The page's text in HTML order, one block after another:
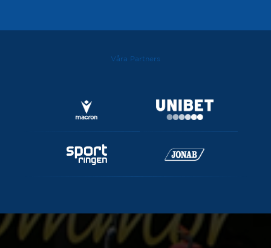
Våra Partners